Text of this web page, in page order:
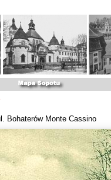
Bohaterów Monte Cassino